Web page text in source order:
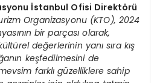
İstanbul Ofisi Direktörü
Organizasyonu (KTO), 2024
bir parçası olarak,
rel değerlerinin yanı sıra kış
keşfedilmesini de
farklı güzelliklere sahip